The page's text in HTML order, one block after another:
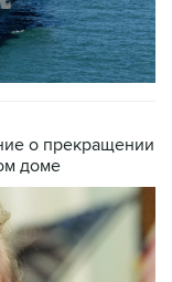
о прекращении
доме